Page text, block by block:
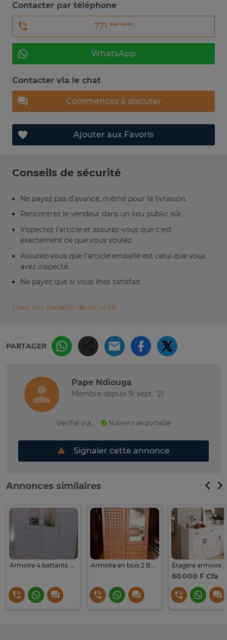
Contacter par téléphone
771 *** ****
WhatsApp
Contacter via le chat
Commencez à discuter
Ajouter aux Favoris
Conseils de sécurité
Ne payez pas d’avance, même pour la livraison.
Rencontrez le vendeur dans un lieu public sûr.
Inspectez l’article et assurez-vous que c’est
exactement ce que vous voulez.
Assurez-vous que l’article emballé est celui que vous
avez inspecté.
Ne payez que si vous êtes satisfait.
Lisez nos conseils de sécurité
PARTAGER
Pape Ndiouga
Membre depuis 9. sept. '21
Vérifié via : Numéro de portable
Signaler cette annonce
Annonces similaires
Armoire 4 battants en bois Armoire en bois 2 Battants
60 000 F Cfa